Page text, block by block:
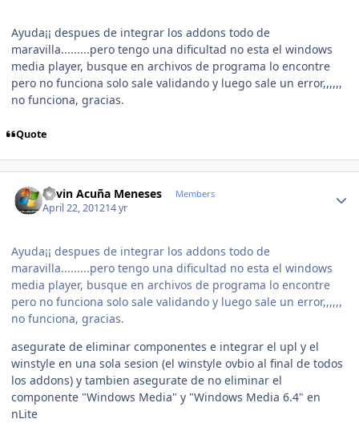
Ayuda¡¡ despues de integrar los addons todo de
maravilla.........pero tengo una dificultad no esta el windows
media player, busque en archivos de programa lo encontre
pero no funciona solo sale validando y luego sale un error,,,,,,
no funciona, gracias.
Quote
Kevin Acuña Meneses Members
April 22, 201214 yr
Ayuda¡¡ despues de integrar los addons todo de
maravilla.........pero tengo una dificultad no esta el windows
media player, busque en archivos de programa lo encontre
pero no funciona solo sale validando y luego sale un error,,,,,,
no funciona, gracias.
asegurate de eliminar componentes e integrar el upl y el
winstyle en una sola sesion (el winstyle ovbio al final de todos
los addons) y tambien asegurate de no eliminar el
componente "Windows Media" y "Windows Media 6.4" en
nLite